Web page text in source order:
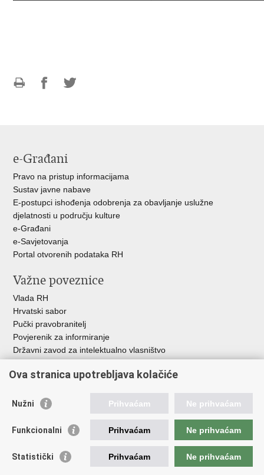
e-Građani
Pravo na pristup informacijama
Sustav javne nabave
E-postupci ishođenja odobrenja za obavljanje uslužne
djelatnosti u području kulture
e-Građani
e-Savjetovanja
Portal otvorenih podataka RH
Važne poveznice
Vlada RH
Hrvatski sabor
Pučki pravobranitelj
Povjerenik za informiranje
Državni zavod za intelektualno vlasništvo
HAKOM
Ostale poveznice
Hrvatski audiovizualni centar
Creative Europe
Ova stranica upotrebljava kolačiće
Nužni Prihvaćam Ne prihvaćam
Funkcionalni Prihvaćam Ne prihvaćam
Statistički Prihvaćam Ne prihvaćam